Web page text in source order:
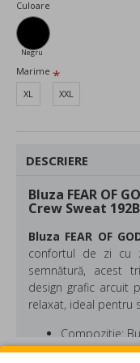
Culoare
Negru
Marime
XL
XXL
DESCRIERE
Bluza FEAR OF
Crew Sweat
Bluza FEAR OF
confortul de zi cu
semnătură, acest
design grafic arcuit
relaxat, ideal pentru
Compozitie:
Culoare: Negru